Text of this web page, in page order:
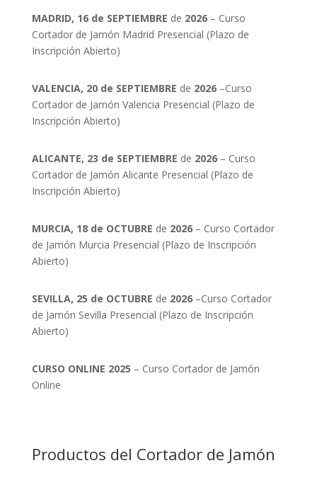
MADRID, 16 de SEPTIEMBRE de 2026– Curso
Cortador de Jamón Madrid Presencial (Plazo de
Inscripción Abierto)
VALENCIA, 20 de SEPTIEMBRE de 2026–Curso
Cortador de Jamón Valencia Presencial (Plazo de
Inscripción Abierto)
ALICANTE, 23 de SEPTIEMBRE de 2026– Curso
Cortador de Jamón Alicante Presencial (Plazo de
Inscripción Abierto)
MURCIA, 18 de OCTUBRE de 2026– Curso Cortador
de Jamón Murcia Presencial (Plazo de Inscripción
Abierto)
SEVILLA, 25 de OCTUBRE de 2026–Curso Cortador
de Jamón Sevilla Presencial (Plazo de Inscripción
Abierto)
CURSO ONLINE 2025 – Curso Cortador de Jamón
Online
Productos del Cortador de Jamón